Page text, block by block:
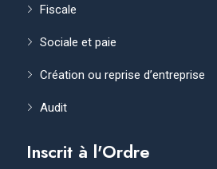
Fiscale
Sociale et paie
Création ou reprise d’entreprise
Audit
Inscrit à l'Ordre